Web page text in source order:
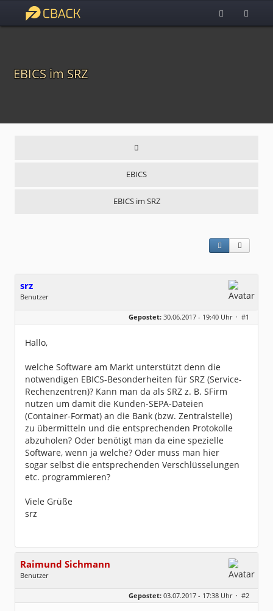
EBICS im SRZ
EBICS
EBICS im SRZ
srz
Benutzer
Geschlecht:
keine Angabe
Dabei seit:
06 / 2017
Gepostet: 30.06.2017 - 19:40 Uhr · #1
Hallo,
welche Software am Markt unterstützt denn die
notwendigen EBICS-Besonderheiten für SRZ (Service-
Rechenzentren)? Kann man da als SRZ z. B. SFirm
nutzen um damit die Kunden-SEPA-Dateien
(Container-Format) an die Bank (bzw. Zentralstelle)
zu übermitteln und die entsprechenden Protokolle
abzuholen? Oder benötigt man da eine spezielle
Software, wenn ja welche? Oder muss man hier
sogar selbst die entsprechenden Verschlüsselungen
etc. programmieren?
Viele Grüße
srz
Raimund Sichmann
Benutzer
Dabei seit:
08 / 2002
Gepostet: 03.07.2017 - 17:38 Uhr · #2